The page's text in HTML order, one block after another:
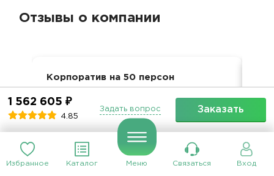
Избранное Каталог Меню Связаться Вход
1 562 605 ₽
4.85
Заказать
Задать вопрос
Отзывы о компании
Корпоратив на 50 персон
Обслуживание5.00 Качество блюд
5.00
Доставка
5.00 Коммуникация
Все супер, Александре спасибо,
плов, глинтвейн незабываемые, до
сих пор все участники